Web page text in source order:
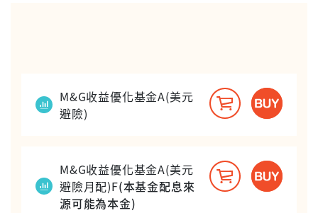
M&G收益優化基金A(美元
避險)
M&G收益優化基金A(美元
避險月配)F(本基金配息來
源可能為本金)